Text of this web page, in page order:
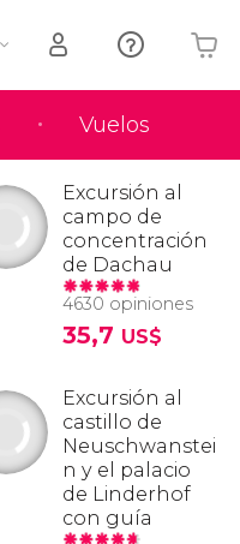
Vuelos
Tu carrito está vacío
Excursión al
campo de
concentración
de Dachau
4630 opiniones
35,7 US$
Excursión al
castillo de
Neuschwanstei
n y el palacio
de Linderhof
con guía